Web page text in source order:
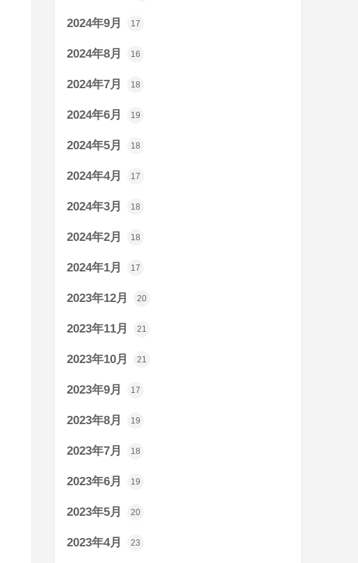
2024年9月 17
2024年8月 16
2024年7月 18
2024年6月 19
2024年5月 18
2024年4月 17
2024年3月 18
2024年2月 18
2024年1月 17
2023年12月 20
2023年11月 21
2023年10月 21
2023年9月 17
2023年8月 19
2023年7月 18
2023年6月 19
2023年5月 20
2023年4月 23